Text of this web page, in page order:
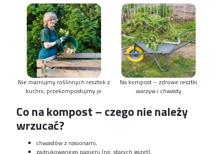
Nie marnujmy roślinnych resztek z
kuchni, przekompostujmy je
Na kompost – zdrowe resztki
warzyw i chwasty
Co na kompost – czego nie należy
wrzucać?
chwastów z nasionami,
zadrukowanego papieru (np. starych gazet),